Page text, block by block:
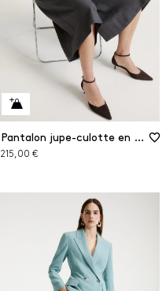
Pantalon jupe-culotte en gabardine
215,00 €